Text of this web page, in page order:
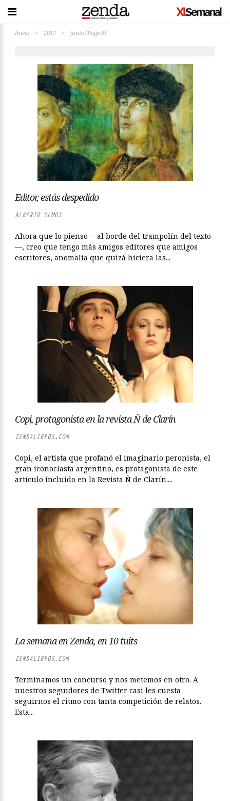
Inicio > 2017 > junio (Page 3)
Editor, estás despedido
ALBERTO OLMOS
Ahora que lo pienso —al borde del trampolín del texto
—, creo que tengo más amigos editores que amigos
escritores, anomalía que quizá hiciera las...
Copi, protagonista en la revista Ñ de Clarín
ZENDALIBROS.COM
Copi, el artista que profanó el imaginario peronista, el
gran iconoclasta argentino, es protagonista de este
artículo incluido en la Revista Ñ de Clarín....
La semana en Zenda, en 10 tuits
ZENDALIBROS.COM
Terminamos un concurso y nos metemos en otro. A
nuestros seguidores de Twitter casi les cuesta
seguirnos el ritmo con tanta competición de relatos.
Esta...